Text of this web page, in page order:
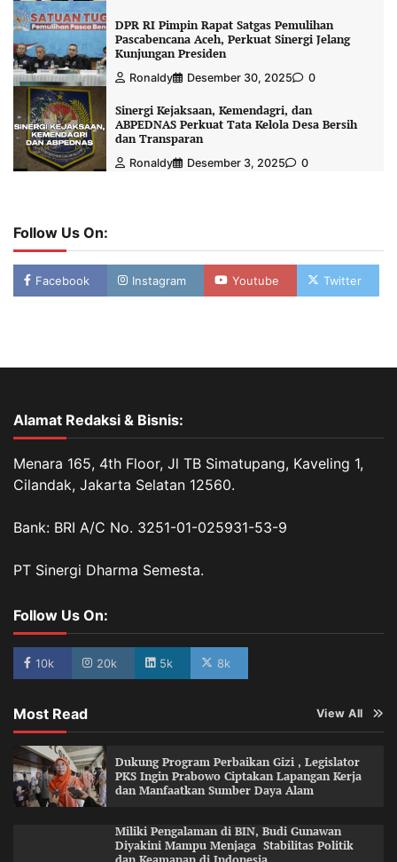
DPR RI Pimpin Rapat Satgas Pemulihan
Pascabencana Aceh, Perkuat Sinergi Jelang
Kunjungan Presiden
Ronaldy Desember 30, 2025 0
Sinergi Kejaksaan, Kemendagri, dan
ABPEDNAS Perkuat Tata Kelola Desa Bersih
dan Transparan
Ronaldy Desember 3, 2025 0
Follow Us On:
Facebook Instagram Youtube Twitter
Alamat Redaksi & Bisnis:
Menara 165, 4th Floor, Jl TB Simatupang, Kaveling 1,
Cilandak, Jakarta Selatan 12560.
Bank: BRI A/C No. 3251-01-025931-53-9
PT Sinergi Dharma Semesta.
Follow Us On:
10k 20k 5k 8k
Most Read View All
Dukung Program Perbaikan Gizi , Legislator
PKS Ingin Prabowo Ciptakan Lapangan Kerja
dan Manfaatkan Sumber Daya Alam
Miliki Pengalaman di BIN, Budi Gunawan
Diyakini Mampu Menjaga Stabilitas Politik